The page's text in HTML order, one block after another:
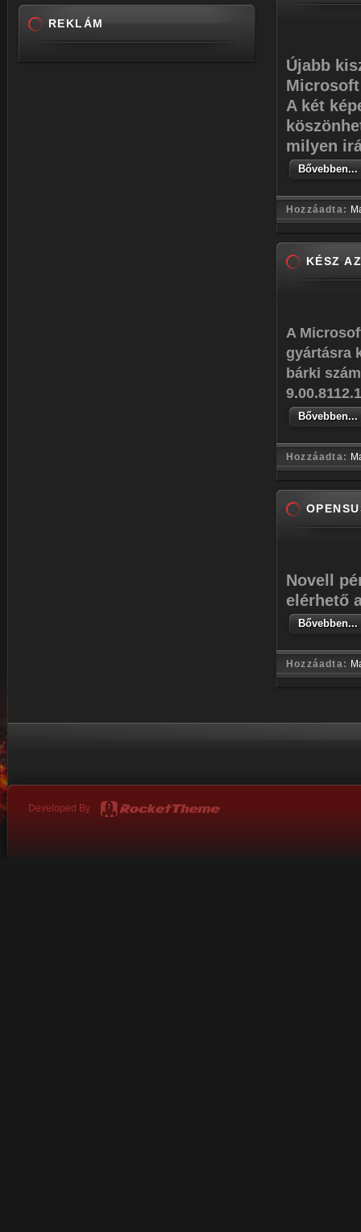
Újabb
A két
milyen
Bővebben...
Hozzáadta:
KÉSZ
A
gyártásra
bárki
Bővebben...
Hozzáadta:
Novell
elérhető
Bővebben...
Hozzáadta:
REKLÁM
Developed By